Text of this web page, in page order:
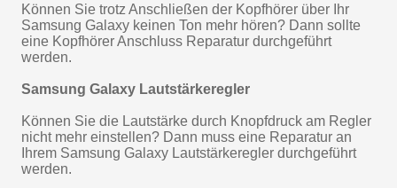
Können Sie trotz Anschließen der Kopfhörer über Ihr
Samsung Galaxy keinen Ton mehr hören? Dann sollte
eine Kopfhörer Anschluss Reparatur durchgeführt
werden.
Samsung Galaxy Lautstärkeregler
Können Sie die Lautstärke durch Knopfdruck am Regler
nicht mehr einstellen? Dann muss eine Reparatur an
Ihrem Samsung Galaxy Lautstärkeregler durchgeführt
werden.